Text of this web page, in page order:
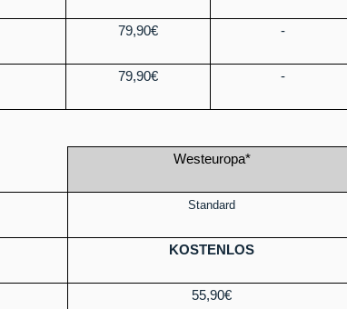
79,90€ -
79,90€ -
Westeuropa*
Standard
KOSTENLOS
55,90€